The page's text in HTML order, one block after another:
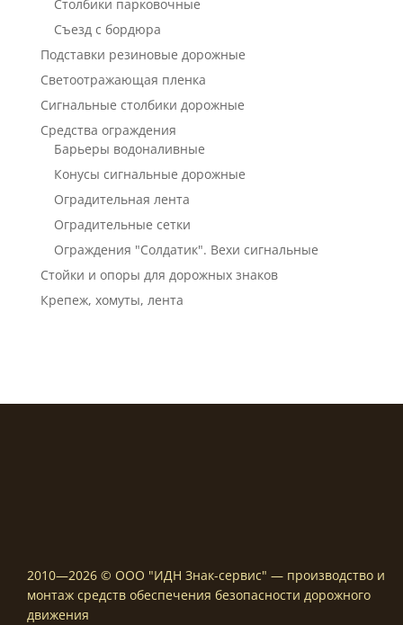
Столбики парковочные
Съезд с бордюра
Подставки резиновые дорожные
Светоотражающая пленка
Сигнальные столбики дорожные
Средства ограждения
Барьеры водоналивные
Конусы сигнальные дорожные
Оградительная лента
Оградительные сетки
Ограждения "Солдатик". Вехи сигнальные
Стойки и опоры для дорожных знаков
Крепеж, хомуты, лента
2010—2026 © ООО "ИДН Знак-сервис" — производство и
монтаж средств обеспечения безопасности дорожного
движения